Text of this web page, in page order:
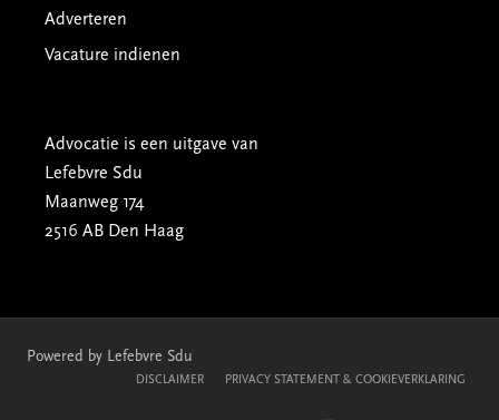
Adverteren
Vacature indienen
Advocatie is een uitgave van
Lefebvre Sdu
Maanweg 174
2516 AB Den Haag
Powered by Lefebvre Sdu
DISCLAIMER PRIVACY STATEMENT & COOKIEVERKLARING